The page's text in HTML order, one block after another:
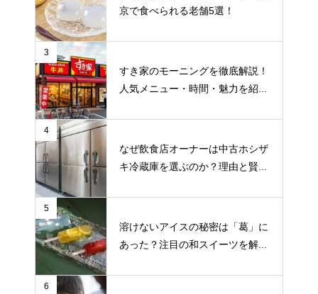
京で食べられる老舗5選！
3
すき家のモーニングを徹底解説！
人気メニュー・時間・魅力を紹...
4
なぜ飲食店オーナーは中古ホシザ
キ冷蔵庫を選ぶのか？理由と賢...
5
溶けないアイスの秘密は「葛」に
あった？注目の和スイーツを解...
6